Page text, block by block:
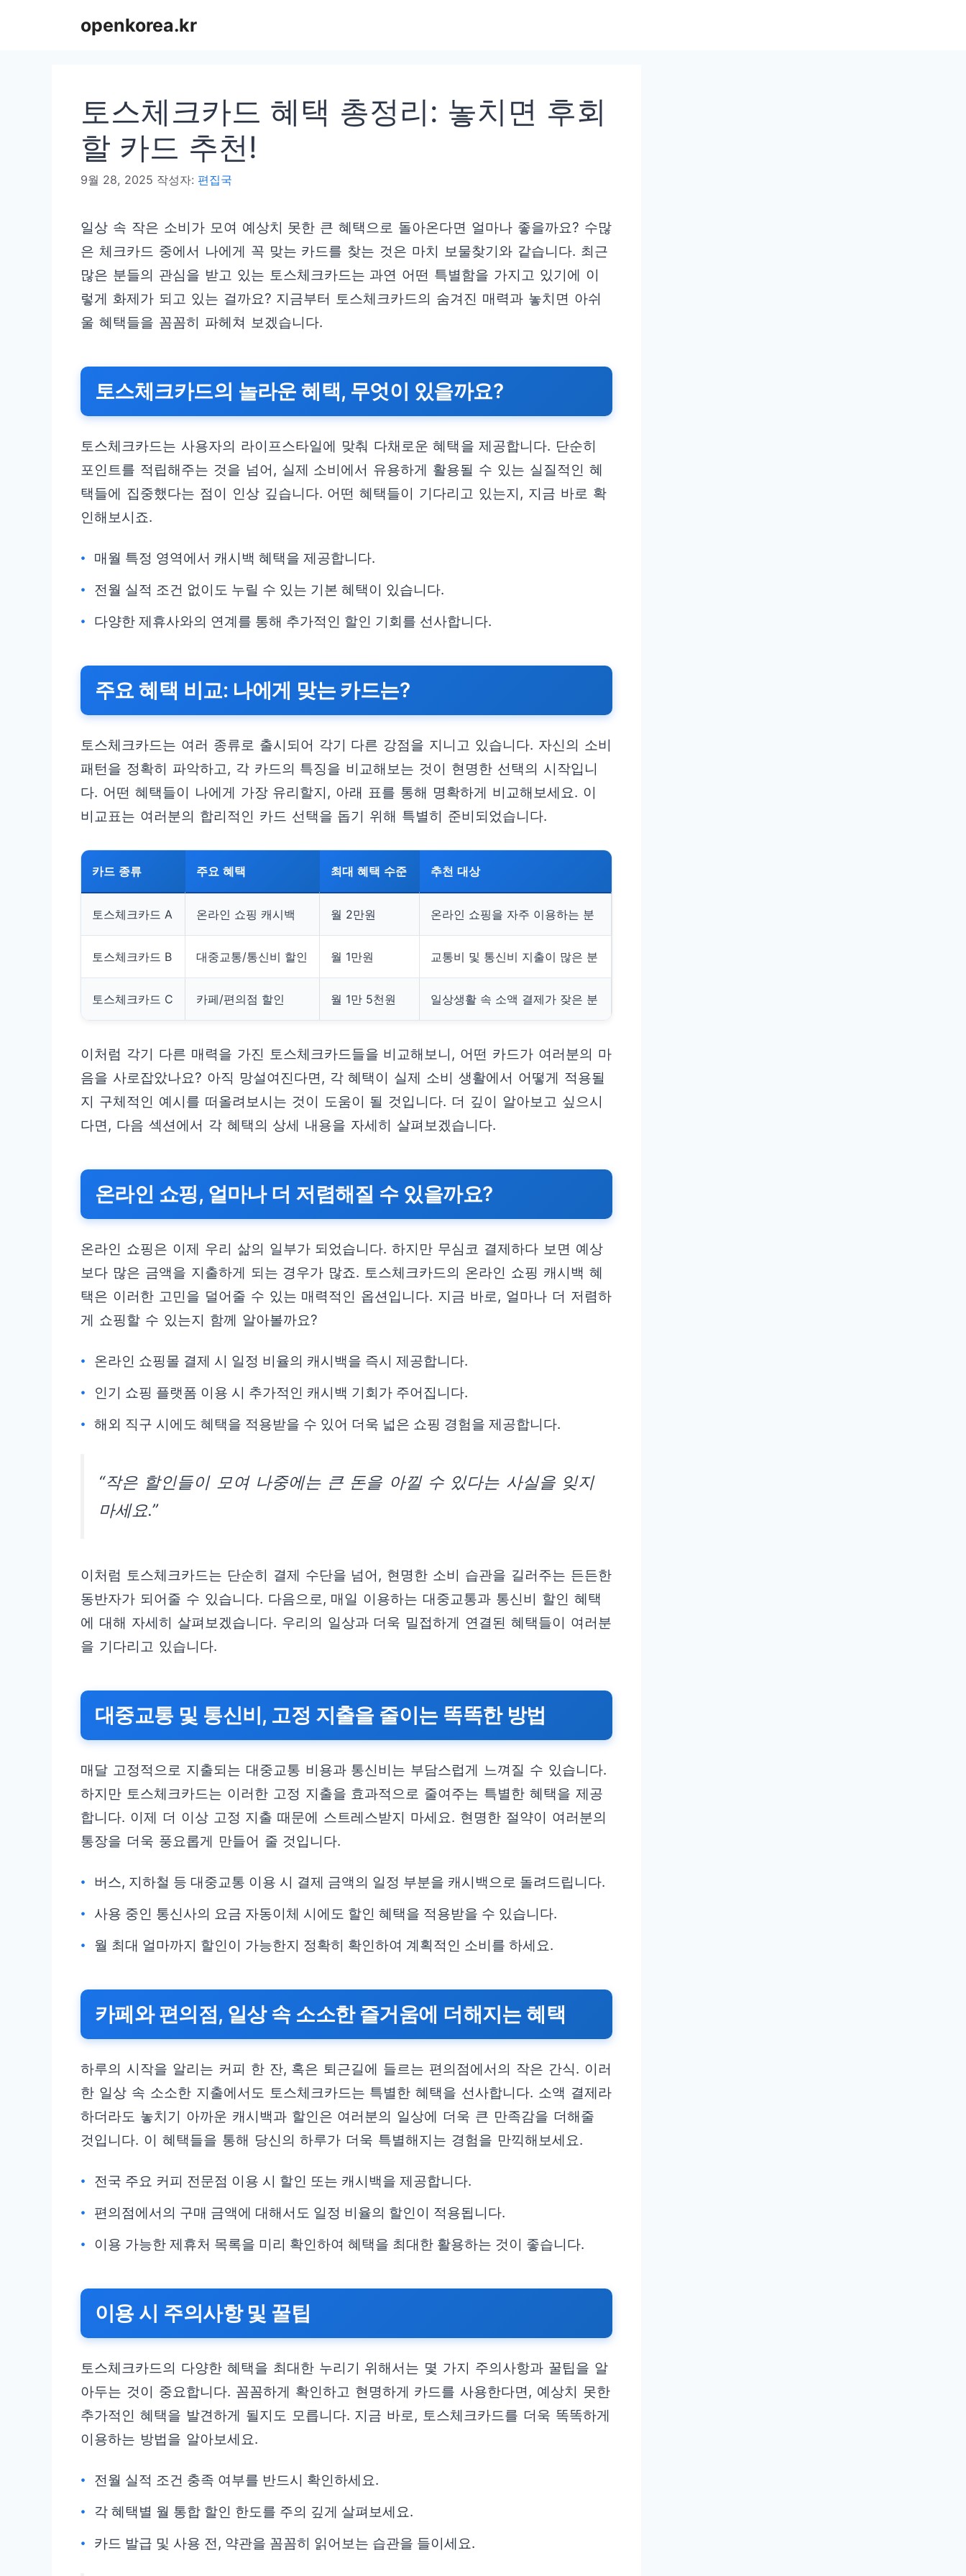
openkorea.kr
토스체크카드 혜택 총정리: 놓치면 후회
할 카드 추천!
9월 28, 2025 작성자: 편집국
일상 속 작은 소비가 모여 예상치 못한 큰 혜택으로 돌아온다면 얼마나 좋을까요? 수많
은 체크카드 중에서 나에게 꼭 맞는 카드를 찾는 것은 마치 보물찾기와 같습니다. 최근
많은 분들의 관심을 받고 있는 토스체크카드는 과연 어떤 특별함을 가지고 있기에 이
렇게 화제가 되고 있는 걸까요? 지금부터 토스체크카드의 숨겨진 매력과 놓치면 아쉬
울 혜택들을 꼼꼼히 파헤쳐 보겠습니다.
토스체크카드의 놀라운 혜택, 무엇이 있을까요?
토스체크카드는 사용자의 라이프스타일에 맞춰 다채로운 혜택을 제공합니다. 단순히
포인트를 적립해주는 것을 넘어, 실제 소비에서 유용하게 활용될 수 있는 실질적인 혜
택들에 집중했다는 점이 인상 깊습니다. 어떤 혜택들이 기다리고 있는지, 지금 바로 확
인해보시죠.
매월 특정 영역에서 캐시백 혜택을 제공합니다.
전월 실적 조건 없이도 누릴 수 있는 기본 혜택이 있습니다.
다양한 제휴사와의 연계를 통해 추가적인 할인 기회를 선사합니다.
주요 혜택 비교: 나에게 맞는 카드는?
토스체크카드는 여러 종류로 출시되어 각기 다른 강점을 지니고 있습니다. 자신의 소비
패턴을 정확히 파악하고, 각 카드의 특징을 비교해보는 것이 현명한 선택의 시작입니
다. 어떤 혜택들이 나에게 가장 유리할지, 아래 표를 통해 명확하게 비교해보세요. 이
비교표는 여러분의 합리적인 카드 선택을 돕기 위해 특별히 준비되었습니다.
카드 종류 주요 혜택 최대 혜택 수준 추천 대상
토스체크카드 A 온라인 쇼핑 캐시백 월 2만원 온라인 쇼핑을 자주 이용하는 분
토스체크카드 B 대중교통/통신비 할인 월 1만원 교통비 및 통신비 지출이 많은 분
토스체크카드 C 카페/편의점 할인 월 1만 5천원 일상생활 속 소액 결제가 잦은 분
이처럼 각기 다른 매력을 가진 토스체크카드들을 비교해보니, 어떤 카드가 여러분의 마
음을 사로잡았나요? 아직 망설여진다면, 각 혜택이 실제 소비 생활에서 어떻게 적용될
지 구체적인 예시를 떠올려보시는 것이 도움이 될 것입니다. 더 깊이 알아보고 싶으시
다면, 다음 섹션에서 각 혜택의 상세 내용을 자세히 살펴보겠습니다.
온라인 쇼핑, 얼마나 더 저렴해질 수 있을까요?
온라인 쇼핑은 이제 우리 삶의 일부가 되었습니다. 하지만 무심코 결제하다 보면 예상
보다 많은 금액을 지출하게 되는 경우가 많죠. 토스체크카드의 온라인 쇼핑 캐시백 혜
택은 이러한 고민을 덜어줄 수 있는 매력적인 옵션입니다. 지금 바로, 얼마나 더 저렴하
게 쇼핑할 수 있는지 함께 알아볼까요?
온라인 쇼핑몰 결제 시 일정 비율의 캐시백을 즉시 제공합니다.
인기 쇼핑 플랫폼 이용 시 추가적인 캐시백 기회가 주어집니다.
해외 직구 시에도 혜택을 적용받을 수 있어 더욱 넓은 쇼핑 경험을 제공합니다.
“작은 할인들이 모여 나중에는 큰 돈을 아낄 수 있다는 사실을 잊지
마세요.”
이처럼 토스체크카드는 단순히 결제 수단을 넘어, 현명한 소비 습관을 길러주는 든든한
동반자가 되어줄 수 있습니다. 다음으로, 매일 이용하는 대중교통과 통신비 할인 혜택
에 대해 자세히 살펴보겠습니다. 우리의 일상과 더욱 밀접하게 연결된 혜택들이 여러분
을 기다리고 있습니다.
대중교통 및 통신비, 고정 지출을 줄이는 똑똑한 방법
매달 고정적으로 지출되는 대중교통 비용과 통신비는 부담스럽게 느껴질 수 있습니다.
하지만 토스체크카드는 이러한 고정 지출을 효과적으로 줄여주는 특별한 혜택을 제공
합니다. 이제 더 이상 고정 지출 때문에 스트레스받지 마세요. 현명한 절약이 여러분의
통장을 더욱 풍요롭게 만들어 줄 것입니다.
버스, 지하철 등 대중교통 이용 시 결제 금액의 일정 부분을 캐시백으로 돌려드립니다.
사용 중인 통신사의 요금 자동이체 시에도 할인 혜택을 적용받을 수 있습니다.
월 최대 얼마까지 할인이 가능한지 정확히 확인하여 계획적인 소비를 하세요.
카페와 편의점, 일상 속 소소한 즐거움에 더해지는 혜택
하루의 시작을 알리는 커피 한 잔, 혹은 퇴근길에 들르는 편의점에서의 작은 간식. 이러
한 일상 속 소소한 지출에서도 토스체크카드는 특별한 혜택을 선사합니다. 소액 결제라
하더라도 놓치기 아까운 캐시백과 할인은 여러분의 일상에 더욱 큰 만족감을 더해줄
것입니다. 이 혜택들을 통해 당신의 하루가 더욱 특별해지는 경험을 만끽해보세요.
전국 주요 커피 전문점 이용 시 할인 또는 캐시백을 제공합니다.
편의점에서의 구매 금액에 대해서도 일정 비율의 할인이 적용됩니다.
이용 가능한 제휴처 목록을 미리 확인하여 혜택을 최대한 활용하는 것이 좋습니다.
이용 시 주의사항 및 꿀팁
토스체크카드의 다양한 혜택을 최대한 누리기 위해서는 몇 가지 주의사항과 꿀팁을 알
아두는 것이 중요합니다. 꼼꼼하게 확인하고 현명하게 카드를 사용한다면, 예상치 못한
추가적인 혜택을 발견하게 될지도 모릅니다. 지금 바로, 토스체크카드를 더욱 똑똑하게
이용하는 방법을 알아보세요.
전월 실적 조건 충족 여부를 반드시 확인하세요.
각 혜택별 월 통합 할인 한도를 주의 깊게 살펴보세요.
카드 발급 및 사용 전, 약관을 꼼꼼히 읽어보는 습관을 들이세요.